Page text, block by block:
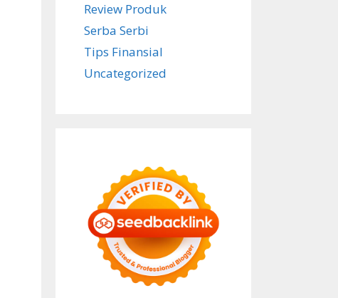
Review Produk
Serba Serbi
Tips Finansial
Uncategorized